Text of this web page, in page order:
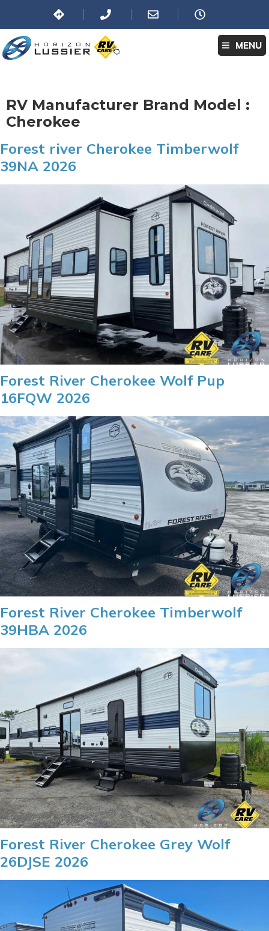
MENU
RV Manufacturer Brand Model :
Cherokee
Forest river Cherokee Timberwolf
39NA 2026
Forest River Cherokee Wolf Pup
16FQW 2026
Forest River Cherokee Timberwolf
39HBA 2026
Forest River Cherokee Grey Wolf
26DJSE 2026